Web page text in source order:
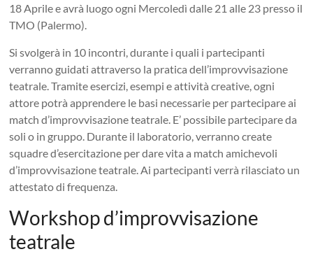
18 Aprile e avrà luogo ogni Mercoledì dalle 21 alle 23 presso il
TMO (Palermo).
Si svolgerà in 10 incontri, durante i quali i partecipanti
verranno guidati attraverso la pratica dell’improvvisazione
teatrale. Tramite esercizi, esempi e attività creative, ogni
attore potrà apprendere le basi necessarie per partecipare ai
match d’improvvisazione teatrale. E’ possibile partecipare da
soli o in gruppo. Durante il laboratorio, verranno create
squadre d’esercitazione per dare vita a match amichevoli
d’improvvisazione teatrale. Ai partecipanti verrà rilasciato un
attestato di frequenza.
Workshop d’improvvisazione
teatrale